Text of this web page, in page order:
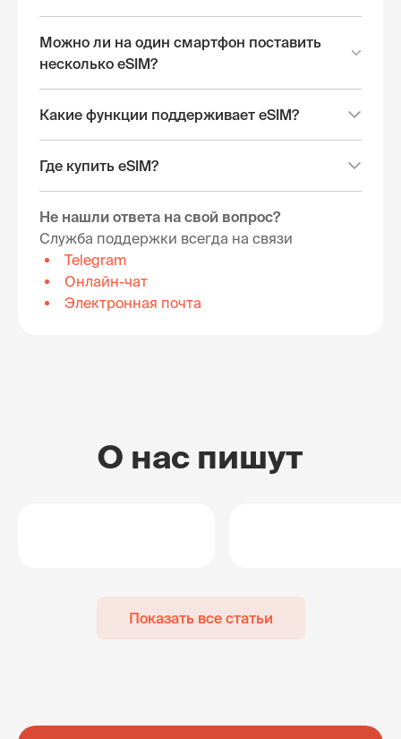
Можно ли на один смартфон поставить
несколько eSIM?
Какие функции поддерживает eSIM?
Где купить eSIM?
Не нашли ответа на свой вопрос?
Служба поддержки всегда на связи
Telegram
Онлайн-чат
Электронная почта
О нас пишут
Показать все статьи